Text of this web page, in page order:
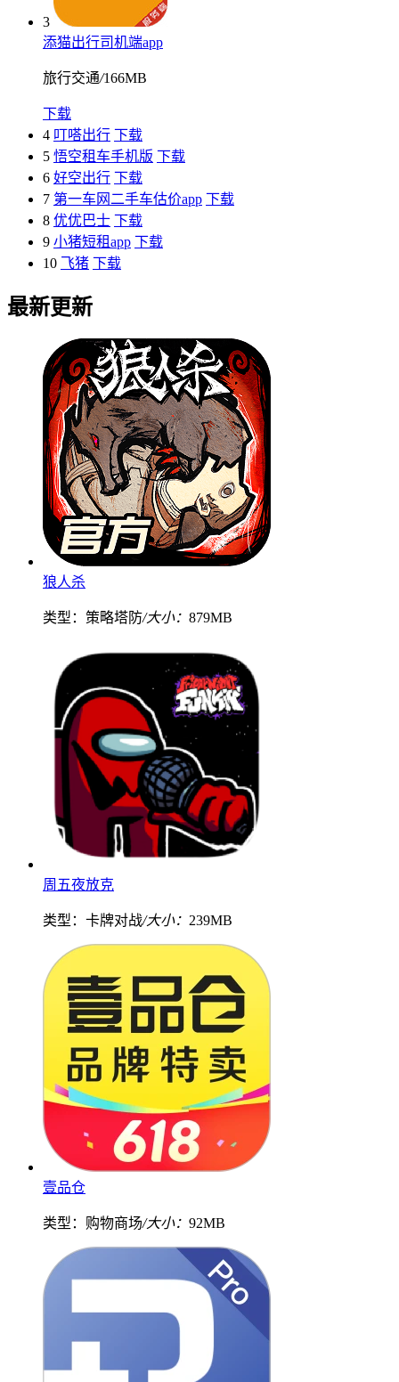
3
添猫出行司机端app
旅行交通/166MB
下载
4 叮嗒出行 下载
5 悟空租车手机版 下载
6 好空出行 下载
7 第一车网二手车估价app 下载
8 优优巴士 下载
9 小猪短租app 下载
10 飞猪 下载
最新更新
狼人杀
类型：策略塔防/大小： 879MB
周五夜放克
类型：卡牌对战/大小： 239MB
壹品仓
类型：购物商场/大小： 92MB